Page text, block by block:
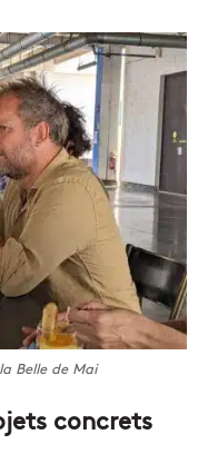
Belle de Mai
concrets